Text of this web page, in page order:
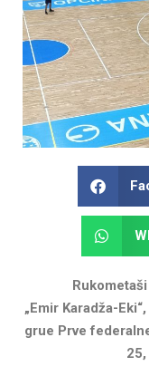
Rukometaši
„Emir Karadža-
grue Prve